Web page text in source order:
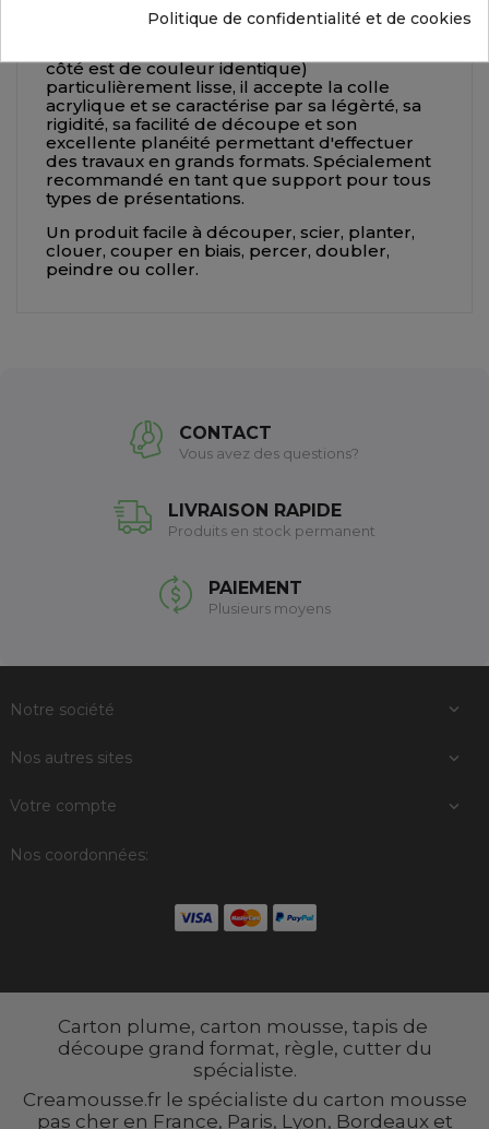
Creamousse® Couleur se présente sous
forme de plaque de mousse polystyrène
côté est de couleur identique)
particulièrement lisse, il accepte la colle
acrylique et se caractérise par sa légèrté, sa
rigidité, sa facilité de découpe et son
excellente planéité permettant d'effectuer
des travaux en grands formats. Spécialement
recommandé en tant que support pour tous
types de présentations.
Un produit facile à découper, scier, planter,
clouer, couper en biais, percer, doubler,
peindre ou coller.
CONTACT
Vous avez des questions?
LIVRAISON RAPIDE
Produits en stock permanent
PAIEMENT
Plusieurs moyens
Notre société 
Nos autres sites 
Votre compte 
Nos coordonnées:
Carton plume, carton mousse, tapis de
découpe grand format, règle, cutter du
spécialiste.
Creamousse.fr le spécialiste du carton mousse
pas cher en France, Paris, Lyon, Bordeaux et
Politique de confidentialité et de cookies